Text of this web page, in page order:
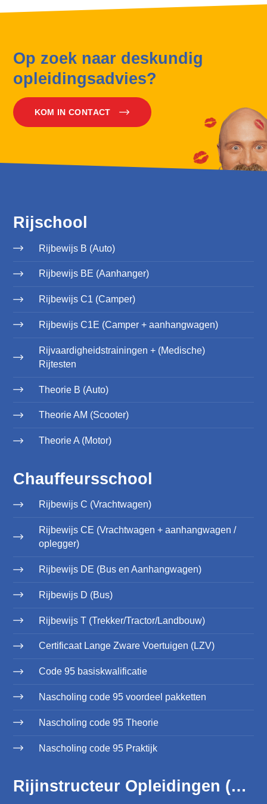
Op zoek naar deskundig
opleidingsadvies?
KOM IN CONTACT
Rijschool
Rijbewijs B (Auto)
Rijbewijs BE (Aanhanger)
Rijbewijs C1 (Camper)
Rijbewijs C1E (Camper + aanhangwagen)
Rijvaardigheidstrainingen + (Medische)
Rijtesten
Theorie B (Auto)
Theorie AM (Scooter)
Theorie A (Motor)
Chauffeursschool
Rijbewijs C (Vrachtwagen)
Rijbewijs CE (Vrachtwagen + aanhangwagen /
oplegger)
Rijbewijs DE (Bus en Aanhangwagen)
Rijbewijs D (Bus)
Rijbewijs T (Trekker/Tractor/Landbouw)
Certificaat Lange Zware Voertuigen (LZV)
Code 95 basiskwalificatie
Nascholing code 95 voordeel pakketten
Nascholing code 95 Theorie
Nascholing code 95 Praktijk
Rijinstructeur Opleidingen (WRM)